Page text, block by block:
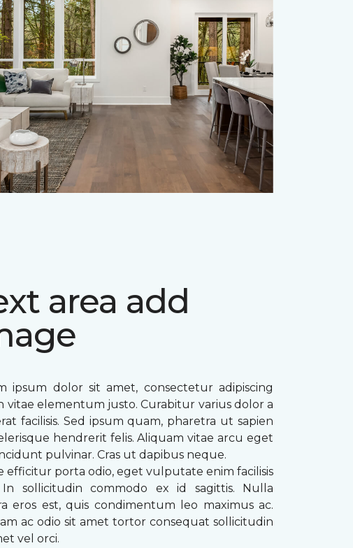
area add
ipsum dolor sit amet, consectetur adipiscing
vitae elementum justo. Curabitur varius dolor a
facilisis. Sed ipsum quam, pharetra ut sapien
hendrerit felis. Aliquam vitae arcu eget
pulvinar. Cras ut dapibus neque.
efficitur porta odio, eget vulputate enim facilisis
In sollicitudin commodo ex id sagittis. Nulla
eros est, quis condimentum leo maximus ac.
ac odio sit amet tortor consequat sollicitudin
vel orci.